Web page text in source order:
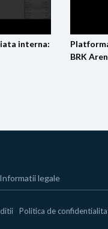
interna:
BRK
Informatii legale
Politica de